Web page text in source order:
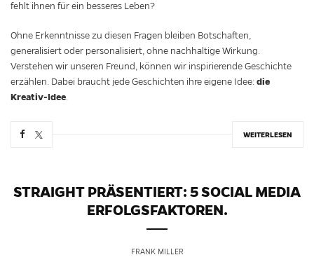
fehlt ihnen für ein besseres Leben?
Ohne Erkenntnisse zu diesen Fragen bleiben Botschaften,
generalisiert oder personalisiert, ohne nachhaltige Wirkung.
Verstehen wir unseren Freund, können wir inspirierende Geschichte
erzählen. Dabei braucht jede Geschichten ihre eigene Idee: die
Kreativ-Idee.
WEITERLESEN
STRAIGHT PRÄSENTIERT: 5 SOCIAL MEDIA
ERFOLGSFAKTOREN.
FRANK MILLER